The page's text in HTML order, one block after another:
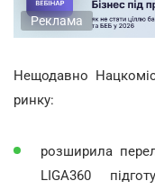
Реклама
Нещодавно
ринку:
розширила
LIGA360